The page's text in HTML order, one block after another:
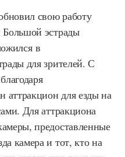
свою работу
эстрады
в
для зрителей. С
аттракцион для езды на
Для аттракциона
предоставленные
камера и тот, кто на